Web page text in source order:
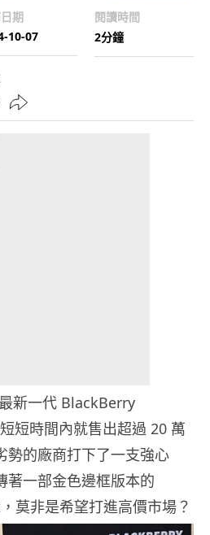
期
10-07
閱讀時間
2分鐘
新一代 BlackBerry
短時間內就售出超過 20 萬
勢的廠商打下了一支強心
著一部金色邊框版本的
莫非是希望打進高價市場？